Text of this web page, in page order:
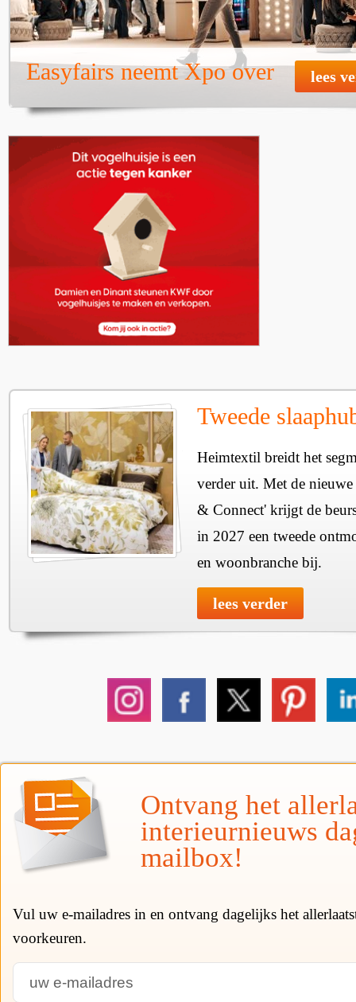
Easyfairs neemt Xpo over lees
Tweede
Heimtextil breidt het
verder uit. Met de
& Connect' krijgt de
in 2027 een tweede
en woonbranche bij.
lees verder
Ontvang het
interieurnieuws
mailbox!
Vul uw e-mailadres in en ontvang dagelijks het
voorkeuren.